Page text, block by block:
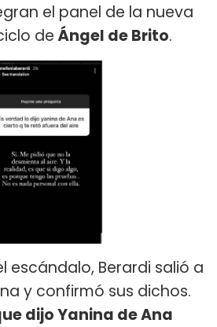
el panel de la nueva
deÁngel de Brito​.
escándalo, Berardi salió a
y confirmó sus dichos.
dijo Yanina de Ana